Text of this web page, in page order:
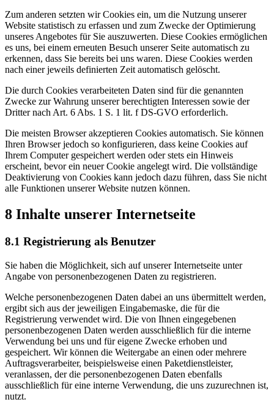
Zum anderen setzten wir Cookies ein, um die Nutzung unserer
Website statistisch zu erfassen und zum Zwecke der Optimierung
unseres Angebotes für Sie auszuwerten. Diese Cookies ermöglichen
es uns, bei einem erneuten Besuch unserer Seite automatisch zu
erkennen, dass Sie bereits bei uns waren. Diese Cookies werden
nach einer jeweils definierten Zeit automatisch gelöscht.
Die durch Cookies verarbeiteten Daten sind für die genannten
Zwecke zur Wahrung unserer berechtigten Interessen sowie der
Dritter nach Art. 6 Abs. 1 S. 1 lit. f DS-GVO erforderlich.
Die meisten Browser akzeptieren Cookies automatisch. Sie können
Ihren Browser jedoch so konfigurieren, dass keine Cookies auf
Ihrem Computer gespeichert werden oder stets ein Hinweis
erscheint, bevor ein neuer Cookie angelegt wird. Die vollständige
Deaktivierung von Cookies kann jedoch dazu führen, dass Sie nicht
alle Funktionen unserer Website nutzen können.
8 Inhalte unserer Internetseite
8.1 Registrierung als Benutzer
Sie haben die Möglichkeit, sich auf unserer Internetseite unter
Angabe von personenbezogenen Daten zu registrieren.
Welche personenbezogenen Daten dabei an uns übermittelt werden,
ergibt sich aus der jeweiligen Eingabemaske, die für die
Registrierung verwendet wird. Die von Ihnen eingegebenen
personenbezogenen Daten werden ausschließlich für die interne
Verwendung bei uns und für eigene Zwecke erhoben und
gespeichert. Wir können die Weitergabe an einen oder mehrere
Auftragsverarbeiter, beispielsweise einen Paketdienstleister,
veranlassen, der die personenbezogenen Daten ebenfalls
ausschließlich für eine interne Verwendung, die uns zuzurechnen ist,
nutzt.